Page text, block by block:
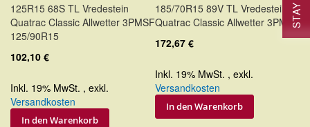
125R15 68S TL Vredestein
Quatrac Classic Allwetter 3PMSF
125/90R15
102,10 €
Inkl. 19% MwSt. , exkl.
Versandkosten
In den Warenkorb
185/70R15 89V TL Vredestein
Quatrac Classic Allwetter 3PMSF
172,67 €
Inkl. 19% MwSt. , exkl.
Versandkosten
In den Warenkorb